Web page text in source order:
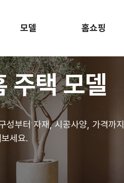
모델 홈쇼핑
주택 모델
성부터 자재, 시공사양, 가격까지
세요.